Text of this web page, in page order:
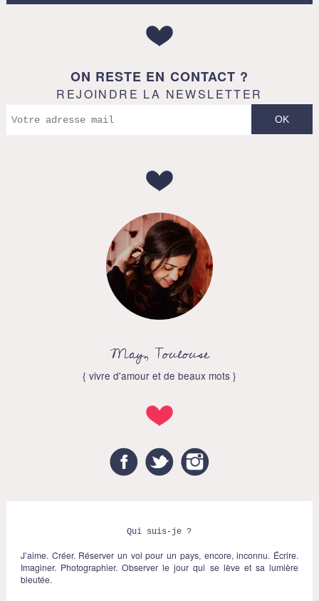
ON RESTE EN CONTACT ?
REJOINDRE LA NEWSLETTER
May, Toulouse
{ vivre d'amour et de beaux mots }
FacebookTwitter
Qui suis-je ?
J’aime. Créer. Réserver un vol pour un pays, encore, inconnu. Écrire.
Imaginer. Photographier. Observer le jour qui se lève et sa lumière
bleutée.